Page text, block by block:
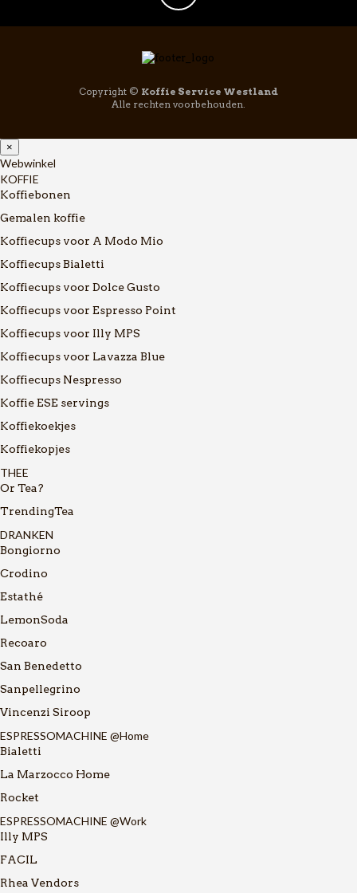
Copyright © Koffie Service Westland
Alle rechten voorbehouden.
×
Webwinkel
KOFFIE
Koffiebonen
Gemalen koffie
Koffiecups voor A Modo Mio
Koffiecups Bialetti
Koffiecups voor Dolce Gusto
Koffiecups voor Espresso Point
Koffiecups voor Illy MPS
Koffiecups voor Lavazza Blue
Koffiecups Nespresso
Koffie ESE servings
Koffiekoekjes
Koffiekopjes
THEE
Or Tea?
TrendingTea
DRANKEN
Bongiorno
Crodino
Estathé
LemonSoda
Recoaro
San Benedetto
Sanpellegrino
Vincenzi Siroop
ESPRESSOMACHINE @Home
Bialetti
La Marzocco Home
Rocket
ESPRESSOMACHINE @Work
Illy MPS
FACIL
Rhea Vendors